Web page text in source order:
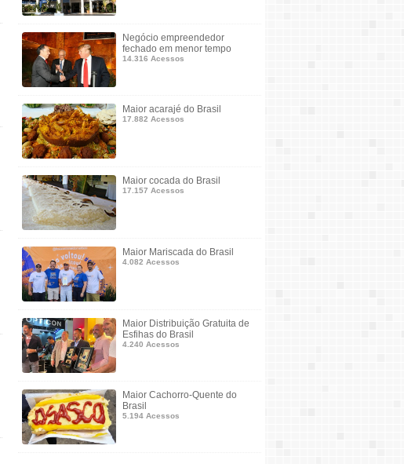
Negócio empreendedor
fechado em menor tempo
14.316 Acessos
Maior acarajé do Brasil
17.882 Acessos
Maior cocada do Brasil
17.157 Acessos
Maior Mariscada do Brasil
4.082 Acessos
Maior Distribuição Gratuita de
Esfihas do Brasil
4.240 Acessos
Maior Cachorro-Quente do
Brasil
5.194 Acessos